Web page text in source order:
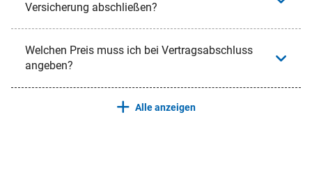
Versicherung abschließen?
Welchen Preis muss ich bei Vertragsabschluss
angeben?
Alle anzeigen